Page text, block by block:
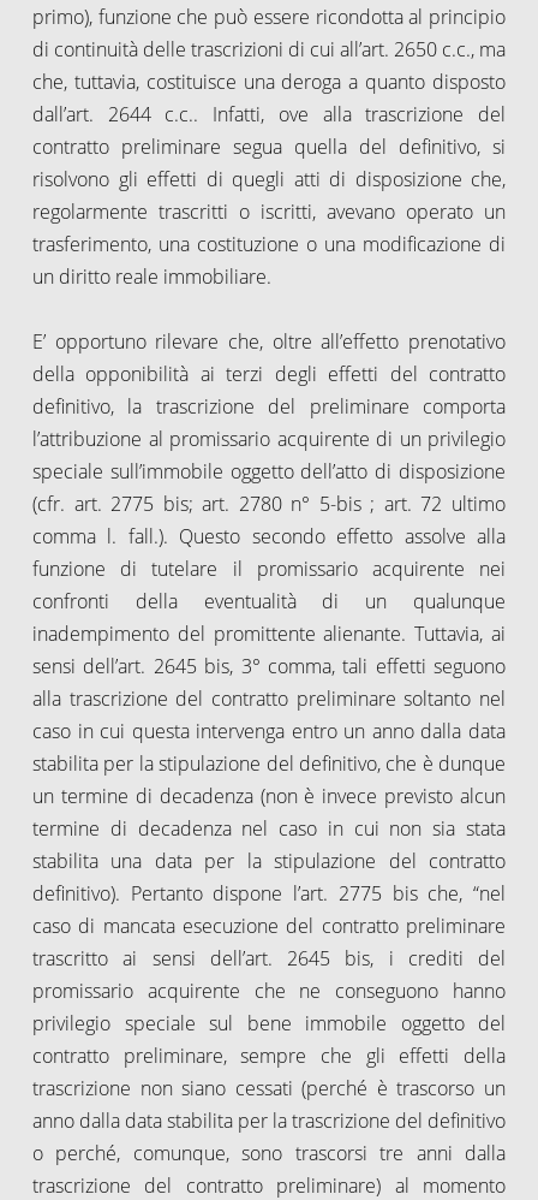
primo), funzione che può essere ricondotta al principio
di continuità delle trascrizioni di cui all’art. 2650 c.c., ma
che, tuttavia, costituisce una deroga a quanto disposto
dall’art. 2644 c.c.. Infatti, ove alla trascrizione del
contratto preliminare segua quella del definitivo, si
risolvono gli effetti di quegli atti di disposizione che,
regolarmente trascritti o iscritti, avevano operato un
trasferimento, una costituzione o una modificazione di
un diritto reale immobiliare.
E’ opportuno rilevare che, oltre all’effetto prenotativo
della opponibilità ai terzi degli effetti del contratto
definitivo, la trascrizione del preliminare comporta
l’attribuzione al promissario acquirente di un privilegio
speciale sull’immobile oggetto dell’atto di disposizione
(cfr. art. 2775 bis; art. 2780 n° 5-bis ; art. 72 ultimo
comma l. fall.). Questo secondo effetto assolve alla
funzione di tutelare il promissario acquirente nei
confronti della eventualità di un qualunque
inadempimento del promittente alienante. Tuttavia, ai
sensi dell’art. 2645 bis, 3° comma, tali effetti seguono
alla trascrizione del contratto preliminare soltanto nel
caso in cui questa intervenga entro un anno dalla data
stabilita per la stipulazione del definitivo, che è dunque
un termine di decadenza (non è invece previsto alcun
termine di decadenza nel caso in cui non sia stata
stabilita una data per la stipulazione del contratto
definitivo). Pertanto dispone l’art. 2775 bis che, “nel
caso di mancata esecuzione del contratto preliminare
trascritto ai sensi dell’art. 2645 bis, i crediti del
promissario acquirente che ne conseguono hanno
privilegio speciale sul bene immobile oggetto del
contratto preliminare, sempre che gli effetti della
trascrizione non siano cessati (perché è trascorso un
anno dalla data stabilita per la trascrizione del definitivo
o perché, comunque, sono trascorsi tre anni dalla
trascrizione del contratto preliminare) al momento